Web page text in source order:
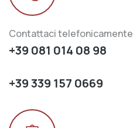
Contattaci telefonicamente
+39 081 014 08 98
+39 339 157 0669